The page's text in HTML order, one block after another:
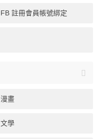
FB 註冊會員帳號綁定
漫畫
文學